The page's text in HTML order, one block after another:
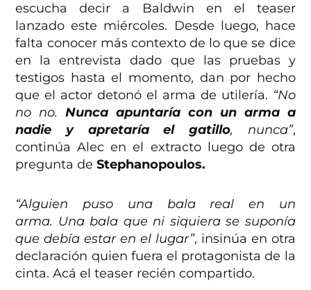
escucha decir a Baldwin en el teaser
lanzado este miércoles. Desde luego, hace
falta conocer más contexto de lo que se dice
en la entrevista dado que las pruebas y
testigos hasta el momento, dan por hecho
que el actor detonó el arma de utilería. “No
no no.Nunca apuntaría con un arma a
nadie y apretaría el gatillo, nunca”,
continúa Alec en el extracto luego de otra
pregunta deStephanopoulos.
“Alguien puso una bala real en un
arma. Una bala que ni siquiera se suponía
que debía estar en el lugar”, insinúa en otra
declaración quien fuera el protagonista de la
cinta. Acá el teaser recién compartido.